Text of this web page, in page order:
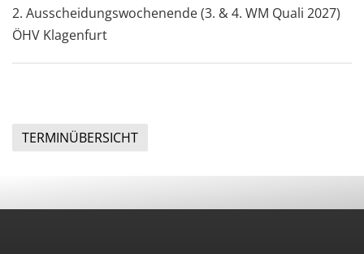
2. Ausscheidungswochenende (3. & 4. WM Quali 2027)
ÖHV Klagenfurt
TERMINÜBERSICHT